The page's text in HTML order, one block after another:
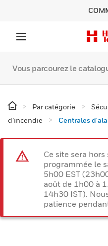
Vous parcourez le
Par catégorie
d’incendie
Centrales
Ce site sera
programmée le
5h00 EST
août de 1h00 à
14h30 IST).
patience